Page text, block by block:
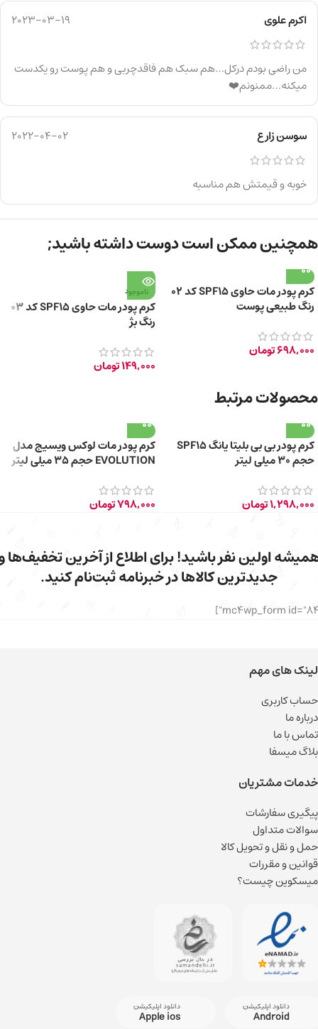
اکرم علوی 2023-03-19
من راضی بودم درکل…هم سبک هم فاقدچربی و هم پوست رو یکدست
میکنه…ممنونم❤️
سوسن زارع 2022-04-02
خوبه و قیمتش هم مناسبه
همچنین ممکن است دوست داشته باشید;
کرم پودر مات حاوی SPF15 کد 02
رنگ طبیعی پوست
698,000تومان
ناموجود
کرم پودر مات حاوی SPF15 کد 03
رنگ بژ
149,000تومان
محصولات مرتبط
کرم پودر بی بی بلیتا یانگ SPF15
حجم ۳۰ میلی لیتر
1,298,000تومان
کرم پودر مات لوکس ویسیج مدل
EVOLUTION حجم 35 میلی لیتر
798,000تومان
اولین نفر باشید! برای اطلاع از آخرین تخفیف‌ها
جدیدترین کالاها در خبرنامه ثبت‌نام کنید.
لینک های مهم
حساب کاربری
درباره ما
تماس با ما
بلاگ میسفا
خدمات مشتریان
پیگیری سفارشات
سوالات متداول
حمل و نقل و تحویل کالا
قوانین و مقررات
میسکوین چیست؟
دانلود اپلیکیشن
Android
دانلود اپلیکیشن
Apple ios